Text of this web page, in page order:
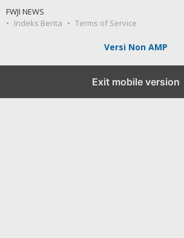
FWJI NEWS
Indeks Berita
Terms of Service
Versi Non AMP
Exit mobile version